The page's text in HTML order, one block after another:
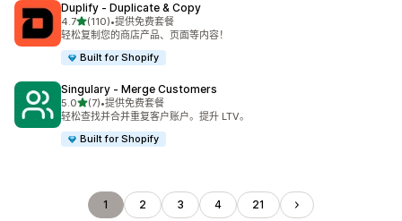
Duplify ‑ Duplicate & Copy
4.7星（满分 5 星）
(110)
总共 110 条评论
•提供免费套餐
轻松复制您的商店产品、页面等内容！
Built for Shopify
Singulary ‑ Merge Customers
5.0星（满分 5 星）
(7)
总共 7 条评论
•提供免费套餐
轻松查找并合并重复客户账户。提升 LTV。
Built for Shopify
1 2 3 4 21